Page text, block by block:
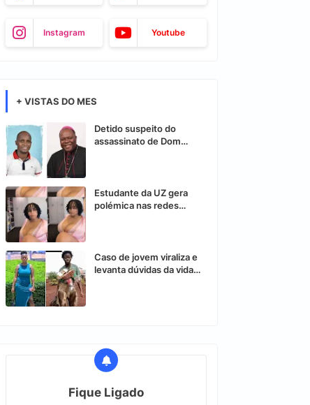
Instagram Youtube
+ VISTAS DO MES
Detido suspeito do
assassinato de Dom
Estudante da UZ gera
polémica nas redes
Caso de jovem viraliza e
levanta dúvidas da vida
Fique Ligado